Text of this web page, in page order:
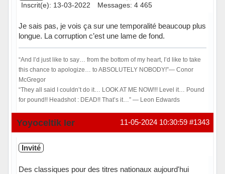
Inscrit(e): 13-03-2022
Messages: 4 465
Je sais pas, je vois ça sur une temporalité beaucoup plus
longue. La corruption c’est une lame de fond.
“And I’d just like to say… from the bottom of my heart, I’d like to take
this chance to apologize… to ABSOLUTELY NOBODY!”― Conor
McGregor
“They all said I couldn’t do it… LOOK AT ME NOW!!! Level it… Pound
for pound!! Headshot : DEAD!! That’s it…” ― Leon Edwards
Hors ligne #1343
11-05-2024 10:30:59
Yoyoceltik Ier
Invité
Des classiques pour des titres nationaux aujourd'hui